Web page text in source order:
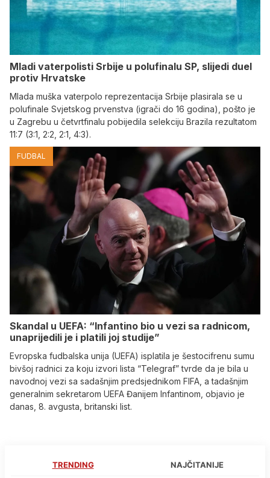
Mladi vaterpolisti Srbije u polufinalu SP, slijedi duel
protiv Hrvatske
Mlada muška vaterpolo reprezentacija Srbije plasirala se u
polufinale Svjetskog prvenstva (igrači do 16 godina), pošto je
u Zagrebu u četvrtfinalu pobijedila selekciju Brazila rezultatom
11:7 (3:1, 2:2, 2:1, 4:3).
FUDBAL
Skandal u UEFA: “Infantino bio u vezi sa radnicom,
unaprijedili je i platili joj studije”
Evropska fudbalska unija (UEFA) isplatila je šestocifrenu sumu
bivšoj radnici za koju izvori lista “Telegraf” tvrde da je bila u
navodnoj vezi sa sadašnjim predsjednikom FIFA, a tadašnjim
generalnim sekretarom UEFA Đanijem Infantinom, objavio je
danas, 8. avgusta, britanski list.
TRENDING NAJČITANIJE